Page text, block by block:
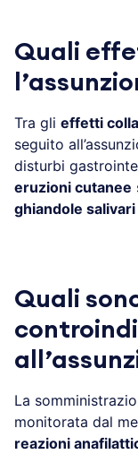
Quali
Tra gli effetti
seguito
disturbi
eruzioni cutanee
ghiandole salivari
Quali
La
monitorata dal
reazioni